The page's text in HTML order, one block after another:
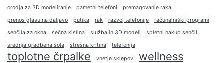
orodja za 3D modeliranje
pametni telefoni
premagovanje raka
prenos glasu na daljavo
putika rak razvoj telefonije
računalniški programi
senčila za okna
sečna kislina služba in 3D modeli
spletni nakup senčil
srednja gradbena šola
strešna kritina telefonija
toplotne črpalke vnetje sklepov wellness